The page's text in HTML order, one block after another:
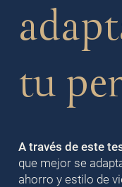
tu
A través de este
que mejor se
ahorro y estilo de